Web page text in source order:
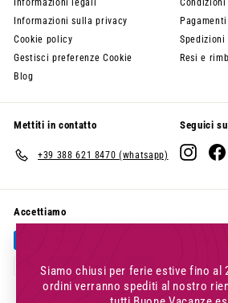
Siamo chiusi per ferie estive fino al
ordini verranno spediti al nostro
Informazioni legali
Informazioni sulla privacy
Cookie policy
Gestisci preferenze Cookie
Blog
Pagamenti
Spedizioni
Resi e
Mettiti in contatto
+39 388 621 8470 (whatsapp)
Seguici su
Accettiamo